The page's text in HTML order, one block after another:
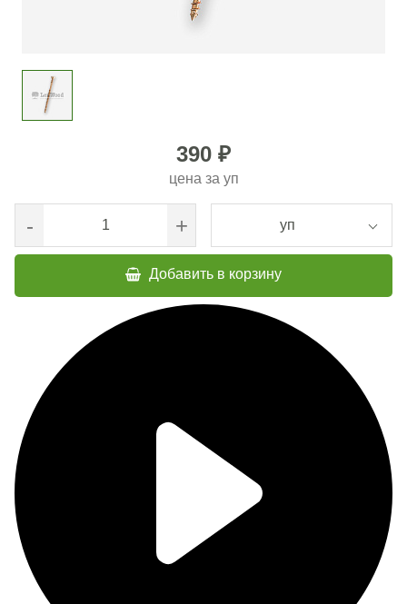
390 ₽
цена за уп
- + уп
Добавить в корзину